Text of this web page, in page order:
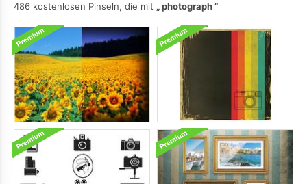
486 kostenlosen Pinseln, die mit
photograph